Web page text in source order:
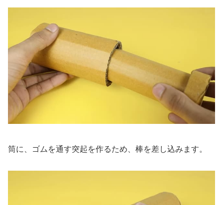
筒に、ゴムを通す突起を作るため、棒を差し込みます。